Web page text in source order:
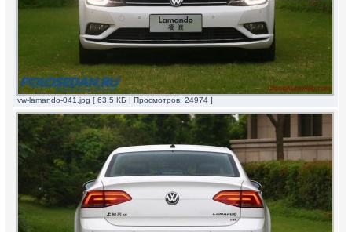
vw-lamando-041.jpg [ 63.5 КБ | Просмотров: 24974 ]